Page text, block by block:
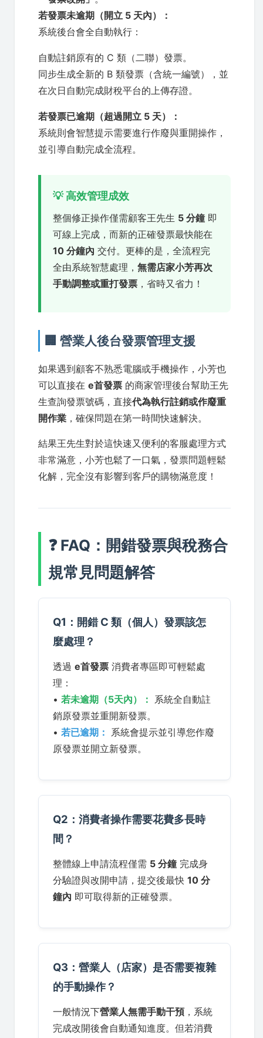
若發票未逾期（開立 5 天內）：
系統後台會全自動執行：
自動註銷原有的 C 類（二聯）發票。
同步生成全新的 B 類發票（含統一編號），並
在次日自動完成財稅平台的上傳存證。
若發票已逾期（超過開立 5 天）：
系統則會智慧提示需要進行作廢與重開操作，
並引導自動完成全流程。
💡 高效管理成效
整個修正操作僅需顧客王先生 5 分鐘即
可線上完成，而新的正確發票最快能在
10 分鐘內 交付。更棒的是，全流程完
全由系統智慧處理， 無需店家小芳再次
手動調整或重打發票 ，省時又省力！
🏢 營業人後台發票管理支援
如果遇到顧客不熟悉電腦或手機操作，小芳也
可以直接在 e首發票 的商家管理後台幫助王先
生查詢發票號碼，直接代為執行註銷或作廢重
開作業 ，確保問題在第一時間快速解決。
結果王先生對於這快速又便利的客服處理方式
非常滿意，小芳也鬆了一口氣，發票問題輕鬆
化解，完全沒有影響到客戶的購物滿意度！
❓ FAQ：開錯發票與稅務合
規常見問題解答
Q1：開錯 C 類（個人）發票該怎
麼處理？
透過 e首發票 消費者專區即可輕鬆處
理：
• 若未逾期（5天內）： 系統全自動註
銷原發票並重開新發票。
• 若已逾期： 系統會提示並引導您作廢
原發票並開立新發票。
Q2：消費者操作需要花費多長時
間？
整體線上申請流程僅需 5 分鐘完成身
分驗證與改開申請，提交後最快 10 分
鐘內 即可取得新的正確發票。
Q3：營業人（店家）是否需要複雜
的手動操作？
一般情況下營業人無需手動干預 ，系統
完成改開後會自動通知進度。但若消費